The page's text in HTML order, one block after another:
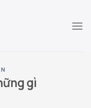
gì